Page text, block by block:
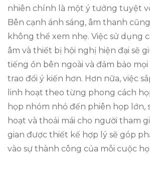
nhiên chính là một ý tưởng tuyệt
Bên cạnh ánh sáng, âm thanh
không thể xem nhẹ. Việc sử dụng
âm và thiết bị hội nghị hiện đại sẽ
tiếng ồn bên ngoài và đảm bảo
trao đổi ý kiến hơn. Hơn nữa, việc
linh hoạt theo từng phong cách
họp nhóm nhỏ đến phiên họp lớn,
hoạt và thoải mái cho người tham
gian được thiết kế hợp lý sẽ góp
vào sự thành công của mỗi cuộc